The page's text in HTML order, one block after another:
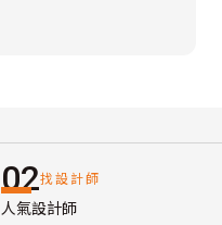
02找設計師
人氣設計師